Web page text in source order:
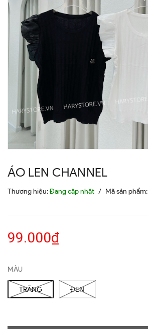
ÁO LEN CHANNEL
Thương hiệu:Đang cập nhật / Mã sản phẩm:
99.000₫
MÀU
TRẮNG ĐEN